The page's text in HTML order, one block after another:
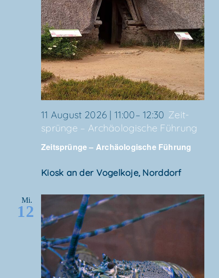
Zeit­sprün­ge – Archäo­lo­gi­sche Führung
11 August 2026 | 11:00–12:30 Zeit­
sprün­ge – Archäo­lo­gi­sche Führung
Kiosk an der Vogel­ko­je, Norddorf
Mi.
12